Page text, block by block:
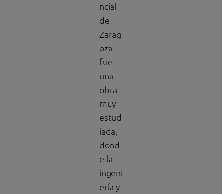
ncial
de
Zarag
oza
fue
una
obra
muy
estud
iada,
dond
e la
ingeni
ería y